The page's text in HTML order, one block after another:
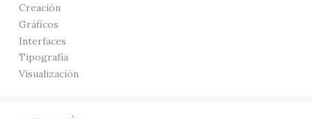
Creación
Gráficos
Interfaces
Tipografía
Visualización